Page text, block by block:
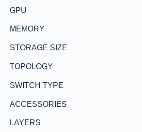
GPU
MEMORY
STORAGE SIZE
TOPOLOGY
SWITCH TYPE
ACCESSORIES
LAYERS